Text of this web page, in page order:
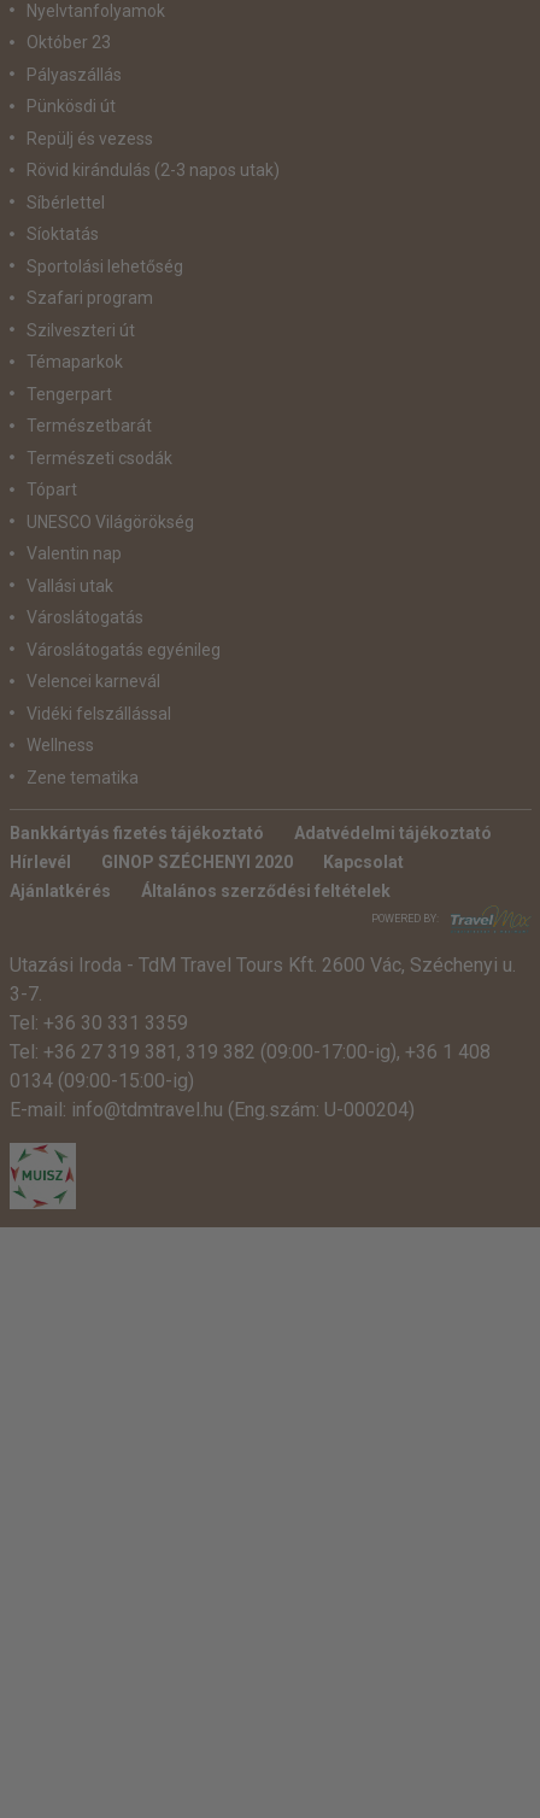
Nyelvtanfolyamok
Október 23
Pályaszállás
Pünkösdi út
Repülj és vezess
Rövid kirándulás (2-3 napos utak)
Síbérlettel
Síoktatás
Sportolási lehetőség
Szafari program
Szilveszteri út
Témaparkok
Tengerpart
Természetbarát
Természeti csodák
Tópart
UNESCO Világörökség
Valentin nap
Vallási utak
Városlátogatás
Városlátogatás egyénileg
Velencei karnevál
Vidéki felszállással
Wellness
Zene tematika
Bankkártyás fizetés tájékoztató
Adatvédelmi tájékoztató
Hírlevél
GINOP SZÉCHENYI 2020
Kapcsolat
Ajánlatkérés
Általános szerződési feltételek
POWERED BY:
Utazási Iroda - TdM Travel Tours Kft. 2600 Vác, Széchenyi u.
3-7.
Tel: +36 30 331 3359
Tel: +36 27 319 381 , 319 382 (09:00-17:00-ig), +36 1 408
0134 (09:00-15:00-ig)
E-mail: info@tdmtravel.hu (Eng.szám: U-000204)